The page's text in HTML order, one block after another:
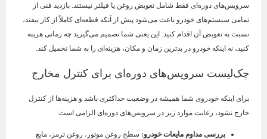
سرویس‌های دوره‌ای فقط شامل تعویض روغن یا فیلتر نیستند. بازدید فنی از
تمامی سیستم‌های خودرو باعث می‌شود پیش از آنکه قطعه‌ای کاملاً از کار بیفتد،
نسبت به تعویض آن اقدام کنید. این یعنی شما تصمیم می‌گیرید چه زمانی هزینه
کنید، نه اینکه خودرو در بدترین زمان و مکان، هزینه‌ای را به شما تحمیل کند.
چک‌لیست سرویس‌های دوره‌ای برای کنترل مخارج
برای اینکه خودروی شما همیشه در وضعیت حداکثری باشد و هزینه‌ها از کنترل
خارج نشود، رعایت موارد زیر در سرویس‌های دوره‌ای الزامی است:
بررسی مداوم مایعات خودرو: سطح روغن موتور، روغن ترمز، مایع